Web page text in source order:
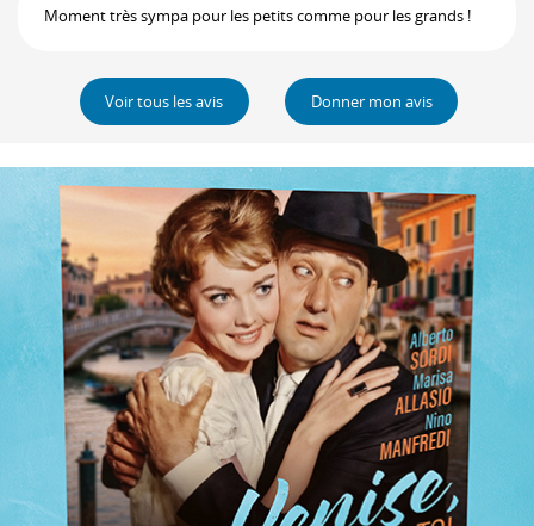
Moment très sympa pour les petits comme pour les grands !
Voir tous les avis Donner mon avis